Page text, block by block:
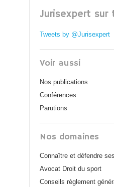
Jurisexpert
Tweets by @Jurisexpert
Voir aussi
Nos publications
Conférences
Parutions
Nos domaines
Connaître et défendre
Avocat Droit du sport
Conseils règlement